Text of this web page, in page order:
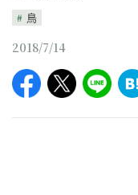
鳥
2018/7/14